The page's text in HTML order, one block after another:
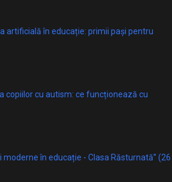
artificială în educație: primii pași pentru
copiilor cu autism: ce funcționează cu
moderne în educație - Clasa Răsturnată” (26